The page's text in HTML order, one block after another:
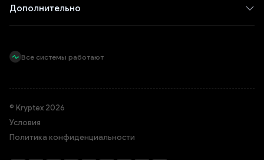
Дополнительно
Все системы работают
© Kryptex 2026
Условия
Политика конфиденциальности